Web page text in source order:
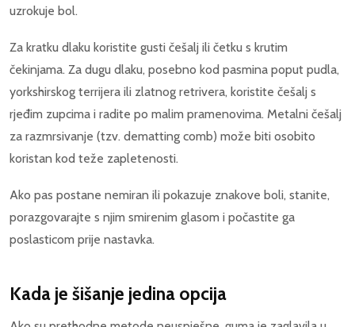
uzrokuje bol.
Za kratku dlaku koristite gusti češalj ili četku s krutim
čekinjama. Za dugu dlaku, posebno kod pasmina poput pudla,
yorkshirskog terrijera ili zlatnog retrivera, koristite češalj s
rjeđim zupcima i radite po malim pramenovima. Metalni češalj
za razmrsivanje (tzv. dematting comb) može biti osobito
koristan kod teže zapletenosti.
Ako pas postane nemiran ili pokazuje znakove boli, stanite,
porazgovarajte s njim smirenim glasom i počastite ga
poslasticom prije nastavka.
Kada je šišanje jedina opcija